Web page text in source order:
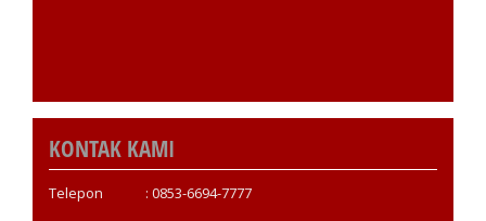
KONTAK KAMI
Telepon : 0853-6694-7777